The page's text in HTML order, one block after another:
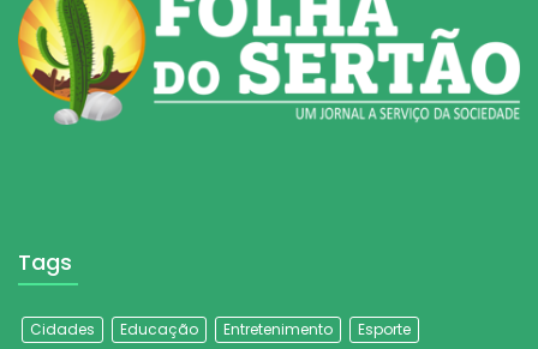
Tags
Cidades Educação Entretenimento Esporte